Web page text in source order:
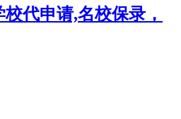
代申请,名校保录，